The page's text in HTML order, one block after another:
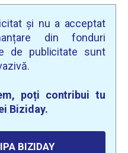
și nu a acceptat
din fonduri
de publicitate sunt
poți contribui tu
Biziday.
BIZIDAY